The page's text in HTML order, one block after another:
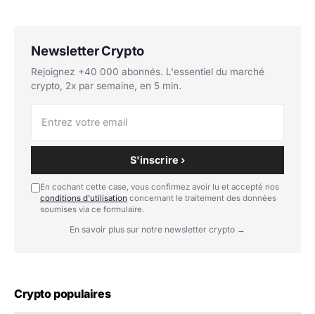
Newsletter Crypto
Rejoignez +40 000 abonnés. L'essentiel du marché
crypto, 2x par semaine, en 5 min.
S'inscrire ›
En cochant cette case, vous confirmez avoir lu et accepté nos
conditions d'utilisation concernant le traitement des données
soumises via ce formulaire.
En savoir plus sur notre newsletter crypto →
Crypto populaires